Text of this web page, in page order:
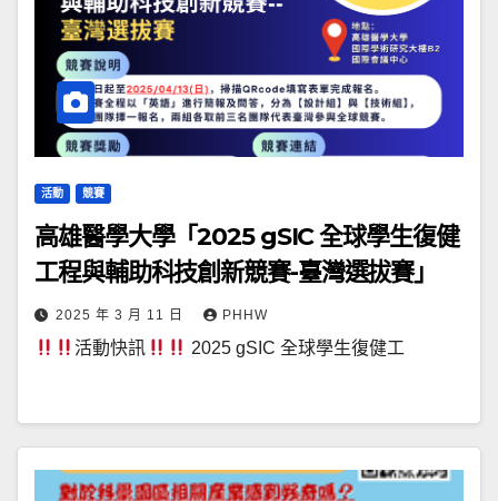
活動 競賽
高雄醫學大學「2025 gSIC 全球學生復健
工程與輔助科技創新競賽-臺灣選拔賽」
2025 年 3 月 11 日 PHHW
活動快訊 2025 gSIC 全球學生復健工